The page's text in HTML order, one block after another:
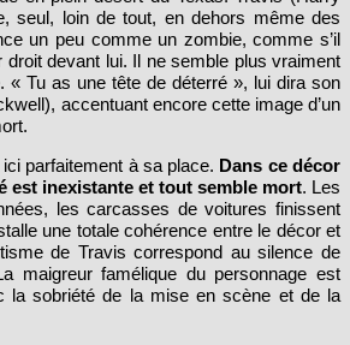
en plein désert du Texas. Travis (Harry
seul, loin de tout, en dehors même des
un peu comme un zombie, comme s’il
droit devant lui. Il ne semble plus vraiment
« Tu as une tête de déterré », lui dira son
accentuant encore cette image d’un
parfaitement à sa place.Dans ce décor
est inexistante et tout semble mort. Les
les carcasses de voitures finissent
une totale cohérence entre le décor et
de Travis correspond au silence de
maigreur famélique du personnage est
la sobriété de la mise en scène et de la